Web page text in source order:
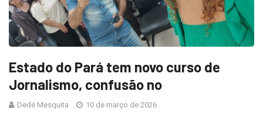
Estado do Pará tem novo curso de
Jornalismo, confusão no
Dedé Mesquita 10 de março de 2026